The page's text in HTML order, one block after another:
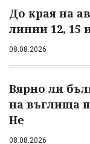
До края на
линии 12, 15
08.08.2026
Вярно ли
на въглища
Не
08.08.2026